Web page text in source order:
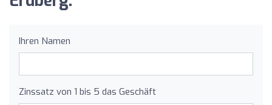
Ihren Namen
Zinssatz von 1 bis 5 das Geschäft